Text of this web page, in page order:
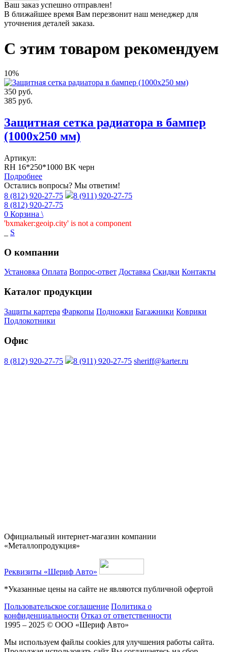
Ваш заказ успешно отправлен!
В ближайшее время Вам перезвонит наш менеджер для
уточнения деталей заказа.
С этим товаром рекомендуем
10%
350 руб.
385 руб.
Защитная сетка радиатора в бампер
(1000х250 мм)
Артикул:
RH 16*250*1000 BK черн
Подробнее
Остались вопросы? Мы ответим!
8 (812) 920-27-75
8 (911) 920-27-75
8 (812) 920-27-75
0 Корзина \
'bxmaker:geoip.city' is not a component
S
О компании
Установка Оплата Вопрос-ответ Доставка Скидки Контакты
Каталог продукции
Защиты картера Фаркопы Подножки Багажники Коврики
Подлокотники
Офис
8 (812) 920-27-75 8 (911) 920-27-75 sheriff@karter.ru
Официальный интернет-магазин компании
«Металлопродукция»
Реквизиты «Шериф Авто»
*Указанные цены на сайте не являются публичной офертой
Пользовательское соглашение Политика о
конфиденциальности Отказ от ответственности
1995 – 2025 © ООО «Шериф Авто»
Мы используем файлы cookies для улучшения работы сайта.